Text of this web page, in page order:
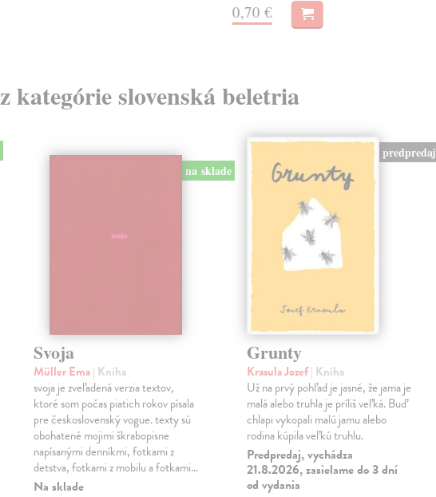
0,70 €
kategórie slovenská beletria
na sklade
Svoja
Müller Ema| Kniha
svoja je zveľadená verzia textov,
ktoré som počas piatich rokov písala
pre československý vogue. texty sú
obohatené mojimi škrabopisne
napísanými denníkmi, fotkami z
detstva, fotkami z mobilu a fotkami…
Na sklade
predpredaj
Grunty
Krasula Jozef| Kniha
Už na prvý pohľad je jasné, že jama je
malá alebo truhla je príliš veľká. Buď
chlapi vykopali malú jamu alebo
rodina kúpila veľkú truhlu.
Predpredaj, vychádza
21.8.2026, zasielame do 3 dní
od vydania